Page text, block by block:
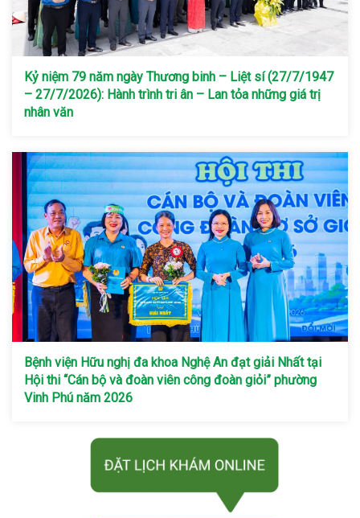
Kỷ niệm 79 năm ngày Thương binh – Liệt sí (27/7/1947
– 27/7/2026): Hành trình tri ân – Lan tỏa những giá trị
nhân văn
Bệnh viện Hữu nghị đa khoa Nghệ An đạt giải Nhất tại
Hội thi “Cán bộ và đoàn viên công đoàn giỏi” phường
Vinh Phú năm 2026